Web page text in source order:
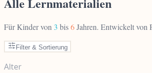
Für Kinder von 3 bis6Jahren. Entwickelt von
Filter & Sortierung
Alter